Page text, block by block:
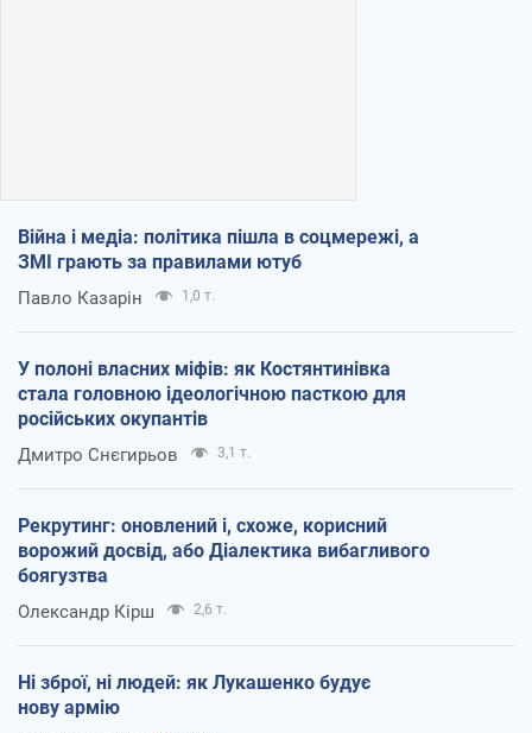
Війна і медіа: політика пішла в соцмережі, а
ЗМІ грають за правилами ютуб
Павло Казарін 1,0 т.
У полоні власних міфів: як Костянтинівка
стала головною ідеологічною пасткою для
російських окупантів
Дмитро Снєгирьов 3,1 т.
Рекрутинг: оновлений і, схоже, корисний
ворожий досвід, або Діалектика вибагливого
боягузтва
Олександр Кірш 2,6 т.
Ні зброї, ні людей: як Лукашенко будує
нову армію